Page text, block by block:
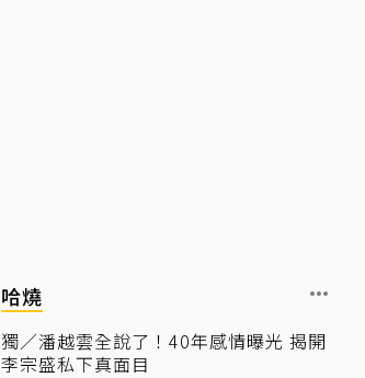
哈燒
獨／潘越雲全說了！40年感情曝光 揭開
李宗盛私下真面目